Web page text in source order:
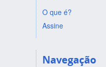
O que é?
Assine
Navegação